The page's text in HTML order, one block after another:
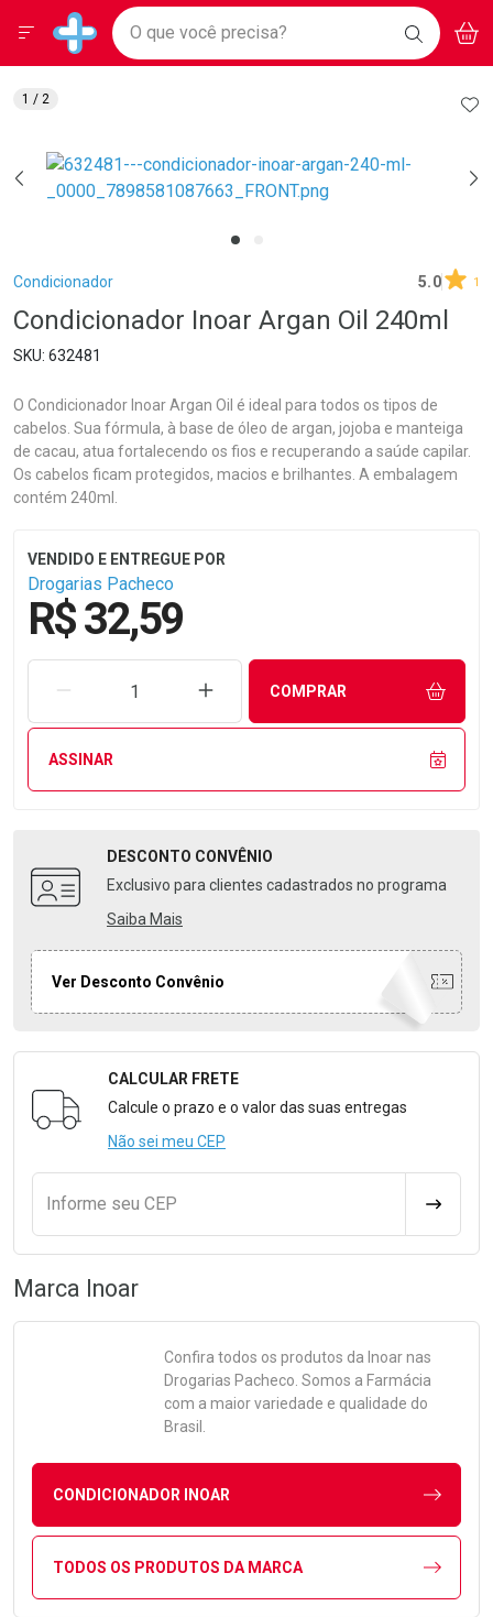
Drogarias Pacheco
Baixe nosso APP e aproveite Ofertas Exclusivas!
BAIXE
O APP
Ir direto para a home
pela página
Ir direto para o conteúdo
Ir direto para a busca
Ir direto para a conta
Ir direto para a notificações
Ir direto para o carrinho
Ir direto para o menu
Faça a sua busca
O que você precisa? BUSCAR
Menu
Breadcrumb
Condicionador 5.0 1
Condicionador Inoar Argan Oil 240ml
632481
O Condicionador Inoar Argan Oil é ideal para todos os tipos de
cabelos. Sua fórmula, à base de óleo de argan, jojoba e manteiga
de cacau, atua fortalecendo os fios e recuperando a saúde capilar.
Os cabelos ficam protegidos, macios e brilhantes. A embalagem
contém 240ml.
Drogarias Pacheco
R$ 32,59
REMOVER UMA UNIDADEAUMENTAR UMA UNIDADE
COMPRAR
ASSINAR
DESCONTO CONVÊNIO
Exclusivo para clientes cadastrados no programa
Saiba Mais
Ver Desconto Convênio
Formulário para Calcular o Frete
CALCULAR FRETE
Calcule o prazo e o valor das suas entregas
Não sei meu CEP
Informe seu CEP
1 / 2
Marca Inoar
Confira todos os produtos da Inoarnas
Drogarias Pacheco. Somos a Farmácia
com a maior variedade e qualidade do
Brasil.
CONDICIONADOR INOAR
TODOS OS PRODUTOS DA MARCA